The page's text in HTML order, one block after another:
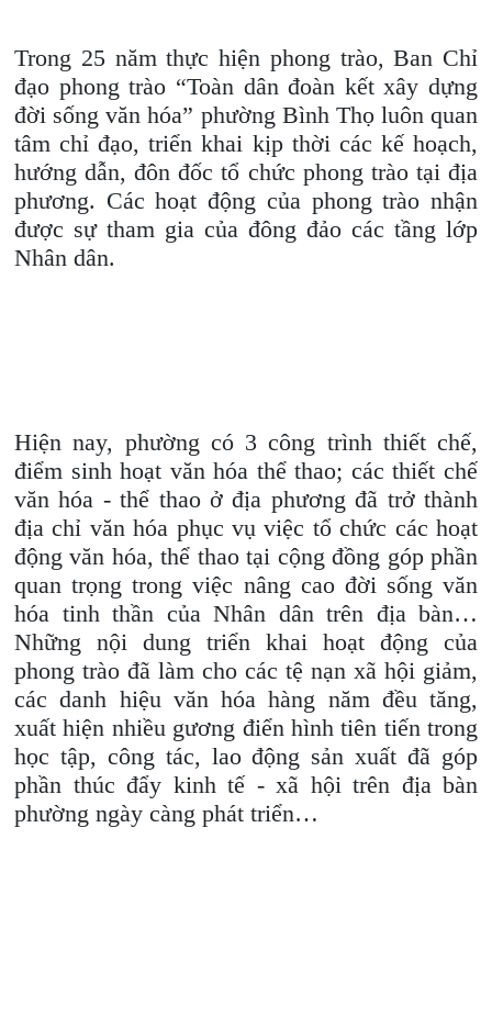
Trong 25 năm thực hiện phong trào, Ban Chỉ
đạo phong trào “Toàn dân đoàn kết xây dựng
đời sống văn hóa” phường Bình Thọ luôn quan
tâm chỉ đạo, triển khai kịp thời các kế hoạch,
hướng dẫn, đôn đốc tổ chức phong trào tại địa
phương. Các hoạt động của phong trào nhận
được sự tham gia của đông đảo các tầng lớp
Nhân dân.
Hiện nay, phường có 3 công trình thiết chế,
điểm sinh hoạt văn hóa thể thao; các thiết chế
văn hóa - thể thao ở địa phương đã trở thành
địa chỉ văn hóa phục vụ việc tổ chức các hoạt
động văn hóa, thể thao tại cộng đồng góp phần
quan trọng trong việc nâng cao đời sống văn
hóa tinh thần của Nhân dân trên địa bàn…
Những nội dung triển khai hoạt động của
phong trào đã làm cho các tệ nạn xã hội giảm,
các danh hiệu văn hóa hàng năm đều tăng,
xuất hiện nhiều gương điển hình tiên tiến trong
học tập, công tác, lao động sản xuất đã góp
phần thúc đẩy kinh tế - xã hội trên địa bàn
phường ngày càng phát triển…